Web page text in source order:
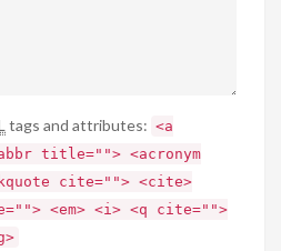
tags and attributes: <a
title=""> <acronym
cite=""> <cite>
<em> <i> <q cite="">